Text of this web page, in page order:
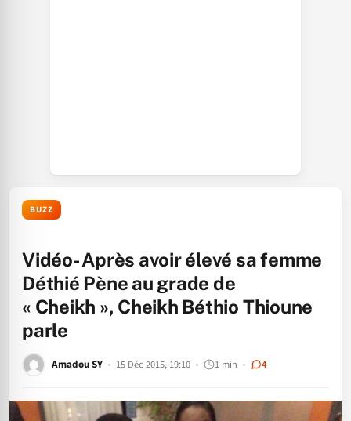
BUZZ
Vidéo- Après avoir élevé sa femme
Déthié Pène au grade de
« Cheikh », Cheikh Béthio Thioune
parle
Amadou SY 15 Déc 2015, 19:10 1 min 4